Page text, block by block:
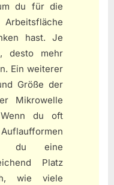
du für die
hast. Je
desto mehr
Ein weiterer
Größe der
Mikrowelle
du oft
du eine
Platz
wie viele